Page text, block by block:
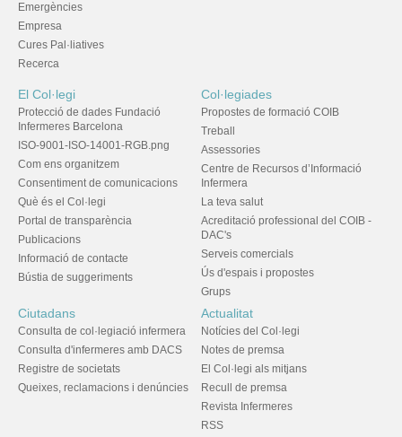
Emergències
Empresa
Cures Pal·liatives
Recerca
El Col·legi
Protecció de dades Fundació
Infermeres Barcelona
ISO-9001-ISO-14001-RGB.png
Com ens organitzem
Consentiment de comunicacions
Què és el Col·legi
Portal de transparència
Publicacions
Informació de contacte
Bústia de suggeriments
Col·legiades
Propostes de formació COIB
Treball
Assessories
Centre de Recursos d’Informació
Infermera
La teva salut
Acreditació professional del COIB -
DAC's
Serveis comercials
Ús d'espais i propostes
Grups
Ciutadans
Consulta de col·legiació infermera
Consulta d'infermeres amb DACS
Registre de societats
Queixes, reclamacions i denúncies
Actualitat
Notícies del Col·legi
Notes de premsa
El Col·legi als mitjans
Recull de premsa
Revista Infermeres
RSS